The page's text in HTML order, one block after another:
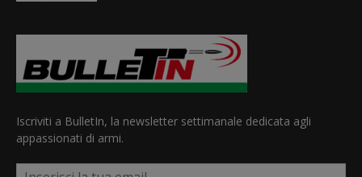
Iscriviti a BulletIn, la newsletter settimanale dedicata agli
appassionati di armi.